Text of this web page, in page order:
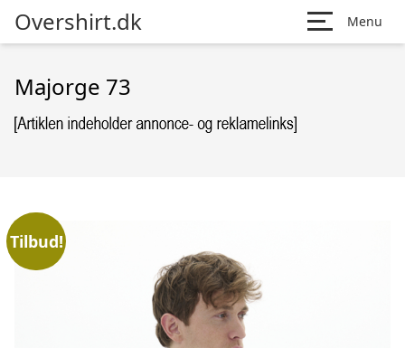
Overshirt.dk Menu
Majorge 73
Tilbud!